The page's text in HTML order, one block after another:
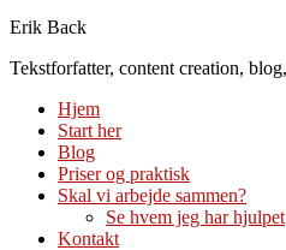
Erik Back
Tekstforfatter, content creation,
Hjem
Start her
Blog
Priser og praktisk
Skal vi arbejde sammen?
Se hvem jeg har hjulpet
Kontakt